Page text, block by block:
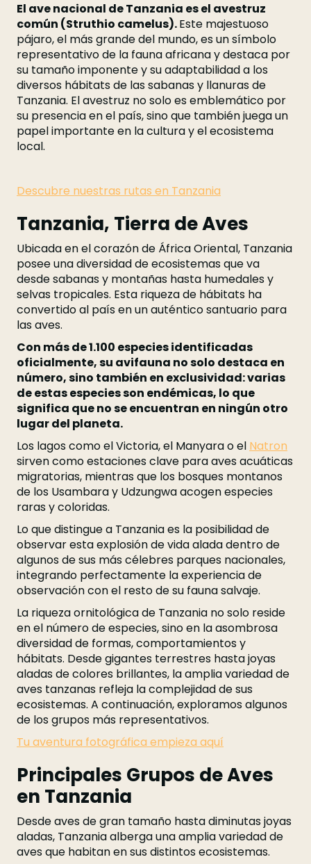
El ave nacional de Tanzania es el avestruz
común (Struthio camelus).Este majestuoso
pájaro, el más grande del mundo, es un símbolo
representativo de la fauna africana y destaca por
su tamaño imponente y su adaptabilidad a los
diversos hábitats de las sabanas y llanuras de
Tanzania. El avestruz no solo es emblemático por
su presencia en el país, sino que también juega un
papel importante en la cultura y el ecosistema
local.
Descubre nuestras rutas en Tanzania
Tanzania, Tierra de Aves
Ubicada en el corazón de África Oriental, Tanzania
posee una diversidad de ecosistemas que va
desde sabanas y montañas hasta humedales y
selvas tropicales. Esta riqueza de hábitats ha
convertido al país en un auténtico santuario para
las aves.
Con más de 1.100 especies identificadas
oficialmente, su avifauna no solo destaca en
número, sino también en exclusividad: varias
de estas especies son endémicas, lo que
significa que no se encuentran en ningún otro
lugar del planeta.
Los lagos como el Victoria, el Manyara o el Natron
sirven como estaciones clave para aves acuáticas
migratorias, mientras que los bosques montanos
de los Usambara y Udzungwa acogen especies
raras y coloridas.
Lo que distingue a Tanzania es la posibilidad de
observar esta explosión de vida alada dentro de
algunos de sus más célebres parques nacionales,
integrando perfectamente la experiencia de
observación con el resto de su fauna salvaje.
La riqueza ornitológica de Tanzania no solo reside
en el número de especies, sino en la asombrosa
diversidad de formas, comportamientos y
hábitats. Desde gigantes terrestres hasta joyas
aladas de colores brillantes, la amplia variedad de
aves tanzanas refleja la complejidad de sus
ecosistemas. A continuación, exploramos algunos
de los grupos más representativos.
Tu aventura fotográfica empieza aquí
Principales Grupos de Aves
en Tanzania
Desde aves de gran tamaño hasta diminutas joyas
aladas, Tanzania alberga una amplia variedad de
aves que habitan en sus distintos ecosistemas.